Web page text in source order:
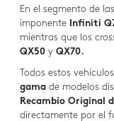
En el segmento de
imponente
Infiniti
mientras que los
QX50 yQX70.
Todos estos
gamade modelos
Recambio Original
directamente por el